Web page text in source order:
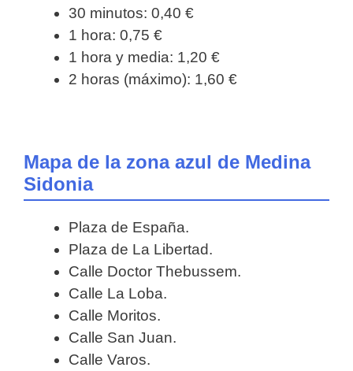
30 minutos: 0,40 €
1 hora: 0,75 €
1 hora y media: 1,20 €
2 horas (máximo): 1,60 €
Mapa de la zona azul de Medina
Sidonia
Plaza de España.
Plaza de La Libertad.
Calle Doctor Thebussem.
Calle La Loba.
Calle Moritos.
Calle San Juan.
Calle Varos.